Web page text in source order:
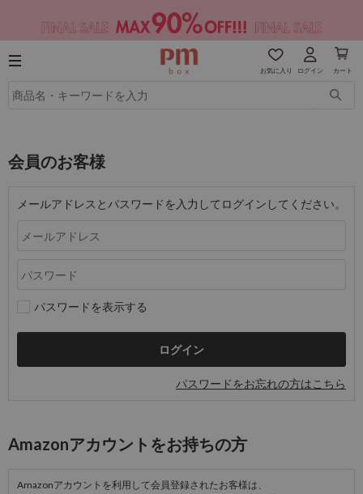
お気に入り ログイン カート
会員のお客様
メールアドレスとパスワードを入力してログインしてください。
パスワードを表示する
パスワードをお忘れの方はこちら
Amazonアカウントをお持ちの方
Amazonアカウントを利用して会員登録されたお客様は、